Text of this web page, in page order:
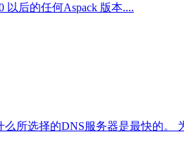
后的任何Aspack 版本....
所选择的DNS服务器是最快的。